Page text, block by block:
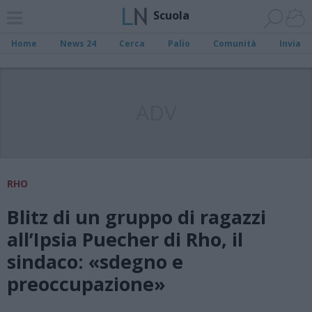
Scuola
Home News 24 Cerca Palio Comunità Invia
RHO
Blitz di un gruppo di ragazzi
all’Ipsia Puecher di Rho, il
sindaco: «sdegno e
preoccupazione»